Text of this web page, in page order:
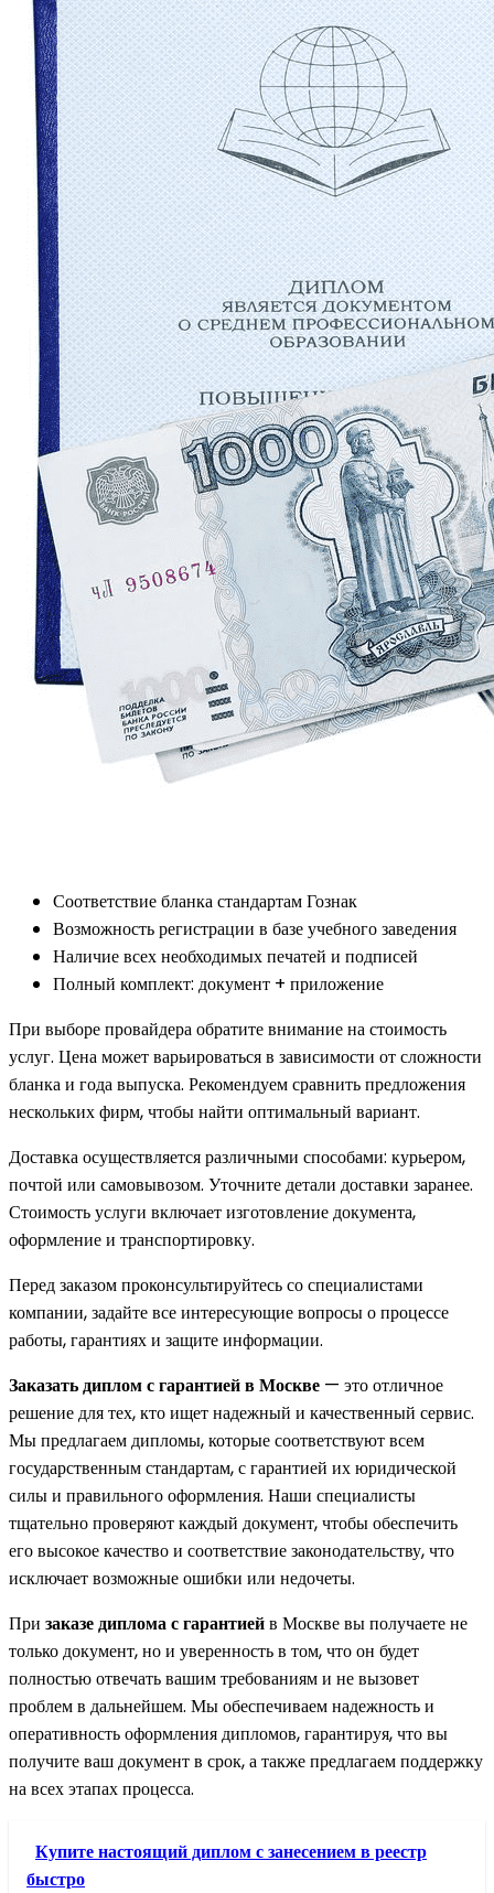
Соответствие бланка стандартам Гознак
Возможность регистрации в базе учебного заведения
Наличие всех необходимых печатей и подписей
Полный комплект: документ + приложение
При выборе провайдера обратите внимание на стоимость
услуг. Цена может варьироваться в зависимости от сложности
бланка и года выпуска. Рекомендуем сравнить предложения
нескольких фирм, чтобы найти оптимальный вариант.
Доставка осуществляется различными способами: курьером,
почтой или самовывозом. Уточните детали доставки заранее.
Стоимость услуги включает изготовление документа,
оформление и транспортировку.
Перед заказом проконсультируйтесь со специалистами
компании, задайте все интересующие вопросы о процессе
работы, гарантиях и защите информации.
Заказать диплом с гарантией в Москве — это отличное
решение для тех, кто ищет надежный и качественный сервис.
Мы предлагаем дипломы, которые соответствуют всем
государственным стандартам, с гарантией их юридической
силы и правильного оформления. Наши специалисты
тщательно проверяют каждый документ, чтобы обеспечить
его высокое качество и соответствие законодательству, что
исключает возможные ошибки или недочеты.
При заказе диплома с гарантиейв Москве вы получаете не
только документ, но и уверенность в том, что он будет
полностью отвечать вашим требованиям и не вызовет
проблем в дальнейшем. Мы обеспечиваем надежность и
оперативность оформления дипломов, гарантируя, что вы
получите ваш документ в срок, а также предлагаем поддержку
на всех этапах процесса.
Купите настоящий диплом с занесением в реестр
быстро